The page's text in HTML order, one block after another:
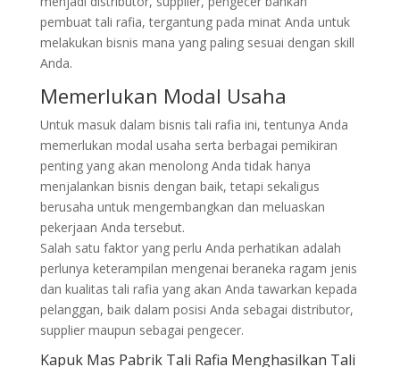
pembuat tali rafia, tergantung pada minat Anda untuk
melakukan bisnis mana yang paling sesuai dengan skill
Anda.
Memerlukan Modal Usaha
Untuk masuk dalam bisnis tali rafia ini, tentunya Anda
memerlukan modal usaha serta berbagai pemikiran
penting yang akan menolong Anda tidak hanya
menjalankan bisnis dengan baik, tetapi sekaligus
berusaha untuk mengembangkan dan meluaskan
pekerjaan Anda tersebut.
Salah satu faktor yang perlu Anda perhatikan adalah
perlunya keterampilan mengenai beraneka ragam jenis
dan kualitas tali rafia yang akan Anda tawarkan kepada
pelanggan, baik dalam posisi Anda sebagai distributor,
supplier maupun sebagai pengecer.
Kapuk Mas Pabrik Tali Rafia Menghasilkan Tali